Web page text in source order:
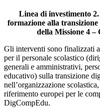
Linea di investimento
formazione alla
della Missione 4 –
Gli interventi sono finalizzati
per il personale scolastico
generali e amministrativi,
educativo) sulla transizione
nell’organizzazione
riferimento europei per le
DigCompEdu.